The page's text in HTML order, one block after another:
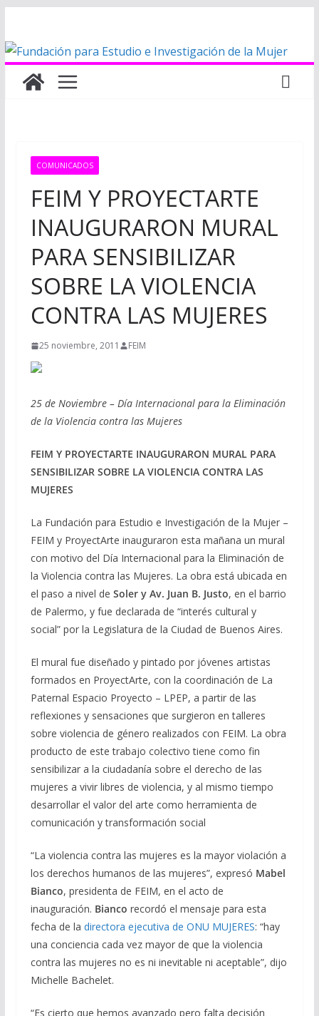
contenido
COMUNICADOS
FEIM Y PROYECTARTE
INAUGURARON MURAL
PARA SENSIBILIZAR
SOBRE LA VIOLENCIA
CONTRA LAS MUJERES
25 noviembre, 2011 FEIM
25 de Noviembre – Día Internacional para la Eliminación
de la Violencia contra las Mujeres
FEIM Y PROYECTARTE INAUGURARON MURAL PARA
SENSIBILIZAR SOBRE LA VIOLENCIA CONTRA LAS
MUJERES
La Fundación para Estudio e Investigación de la Mujer –
FEIM y ProyectArte inauguraron esta mañana un mural
con motivo del Día Internacional para la Eliminación de
la Violencia contra las Mujeres. La obra está ubicada en
el paso a nivel de Soler y Av. Juan B. Justo, en el barrio
de Palermo, y fue declarada de “interés cultural y
social” por la Legislatura de la Ciudad de Buenos Aires.
El mural fue diseñado y pintado por jóvenes artistas
formados en ProyectArte, con la coordinación de La
Paternal Espacio Proyecto – LPEP, a partir de las
reflexiones y sensaciones que surgieron en talleres
sobre violencia de género realizados con FEIM. La obra
producto de este trabajo colectivo tiene como fin
sensibilizar a la ciudadanía sobre el derecho de las
mujeres a vivir libres de violencia, y al mismo tiempo
desarrollar el valor del arte como herramienta de
comunicación y transformación social
“La violencia contra las mujeres es la mayor violación a
los derechos humanos de las mujeres”, expresó Mabel
Bianco, presidenta de FEIM, en el acto de
inauguración. Bianco recordó el mensaje para esta
fecha de la directora ejecutiva de ONU MUJERES: “hay
una conciencia cada vez mayor de que la violencia
contra las mujeres no es ni inevitable ni aceptable”, dijo
Michelle Bachelet.
“Es cierto que hemos avanzado pero falta decisión